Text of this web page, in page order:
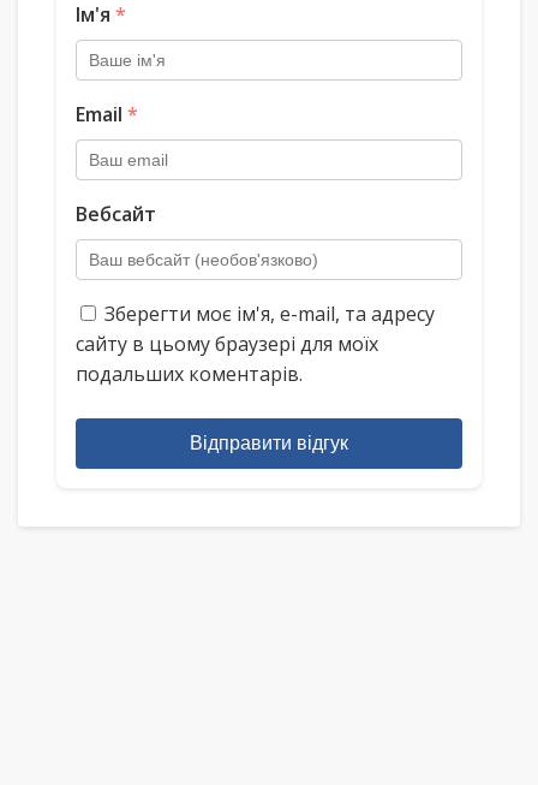
Ім'я *
Email *
Вебсайт
Зберегти моє ім'я, e-mail, та адресу
сайту в цьому браузері для моїх
подальших коментарів.
Відправити відгук